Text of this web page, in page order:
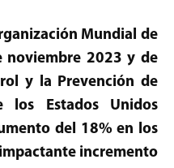
Mundial de
noviembre 2023 y de
y la Prevención de
los Estados Unidos
del 18% en los
incremento